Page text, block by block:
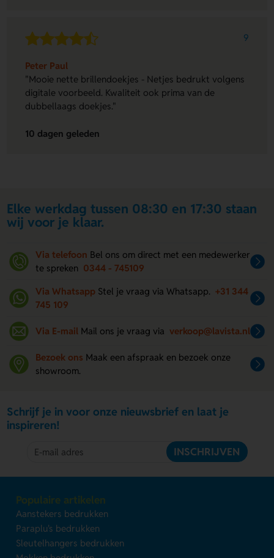
9
Peter Paul
"Mooie nette brillendoekjes - Netjes bedrukt volgens
digitale voorbeeld. Kwaliteit ook prima van de
dubbellaags doekjes."
10 dagen geleden
Elke werkdag tussen 08:30 en 17:30 staan
wij voor je klaar.
Via telefoon Bel ons om direct met een medewerker
te spreken 0344 - 745109
Via Whatsapp Stel je vraag via Whatsapp. +31 344
745 109
Via E-mail Mail ons je vraag via verkoop@lavista.nl
Bezoek ons Maak een afspraak en bezoek onze
showroom.
Schrijf je in voor onze nieuwsbrief en laat je
inspireren!
INSCHRIJVEN
Populaire artikelen
Aanstekers bedrukken
Paraplu's bedrukken
Sleutelhangers bedrukken